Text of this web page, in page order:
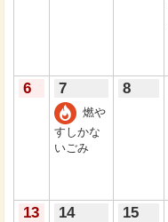
6 7
燃や
すしかな
いごみ
8
13 14 15